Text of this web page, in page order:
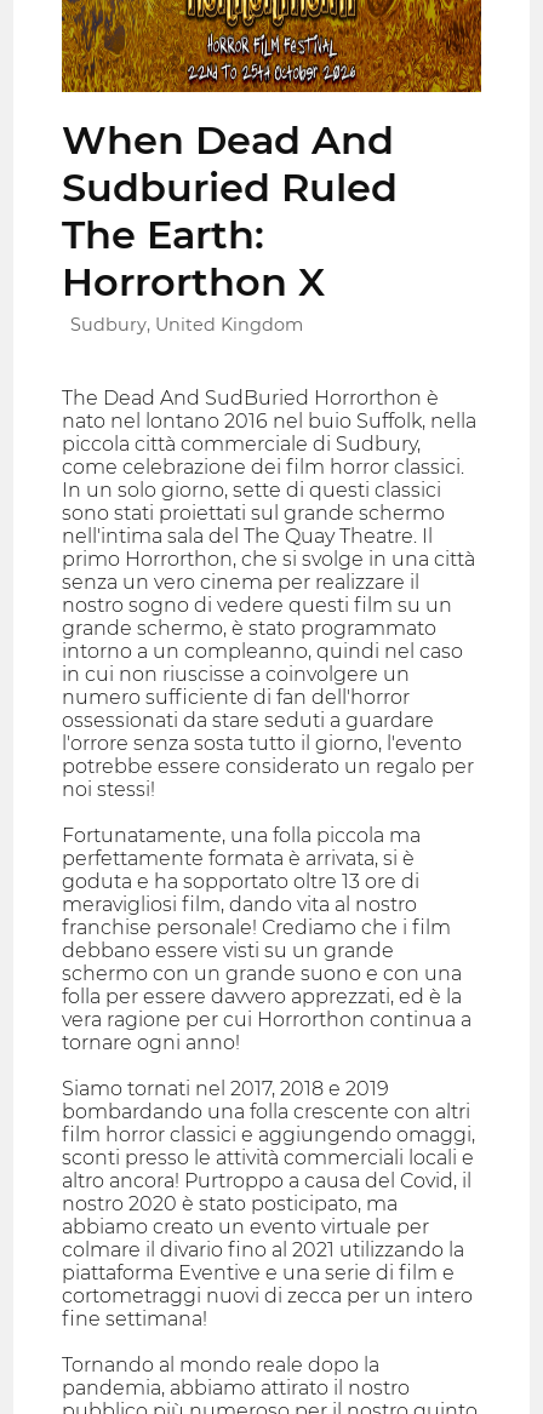
When Dead And
Sudburied Ruled
The Earth:
Horrorthon X
Sudbury, United Kingdom
The Dead And SudBuried Horrorthon è
nato nel lontano 2016 nel buio Suffolk, nella
piccola città commerciale di Sudbury,
come celebrazione dei film horror classici.
In un solo giorno, sette di questi classici
sono stati proiettati sul grande schermo
nell'intima sala del The Quay Theatre. Il
primo Horrorthon, che si svolge in una città
senza un vero cinema per realizzare il
nostro sogno di vedere questi film su un
grande schermo, è stato programmato
intorno a un compleanno, quindi nel caso
in cui non riuscisse a coinvolgere un
numero sufficiente di fan dell'horror
ossessionati da stare seduti a guardare
l'orrore senza sosta tutto il giorno, l'evento
potrebbe essere considerato un regalo per
noi stessi!
Fortunatamente, una folla piccola ma
perfettamente formata è arrivata, si è
goduta e ha sopportato oltre 13 ore di
meravigliosi film, dando vita al nostro
franchise personale! Crediamo che i film
debbano essere visti su un grande
schermo con un grande suono e con una
folla per essere davvero apprezzati, ed è la
vera ragione per cui Horrorthon continua a
tornare ogni anno!
Siamo tornati nel 2017, 2018 e 2019
bombardando una folla crescente con altri
film horror classici e aggiungendo omaggi,
sconti presso le attività commerciali locali e
altro ancora! Purtroppo a causa del Covid, il
nostro 2020 è stato posticipato, ma
abbiamo creato un evento virtuale per
colmare il divario fino al 2021 utilizzando la
piattaforma Eventive e una serie di film e
cortometraggi nuovi di zecca per un intero
fine settimana!
Tornando al mondo reale dopo la
pandemia, abbiamo attirato il nostro